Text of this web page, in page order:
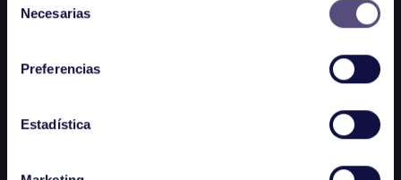
Necesarias
Preferencias
Estadística